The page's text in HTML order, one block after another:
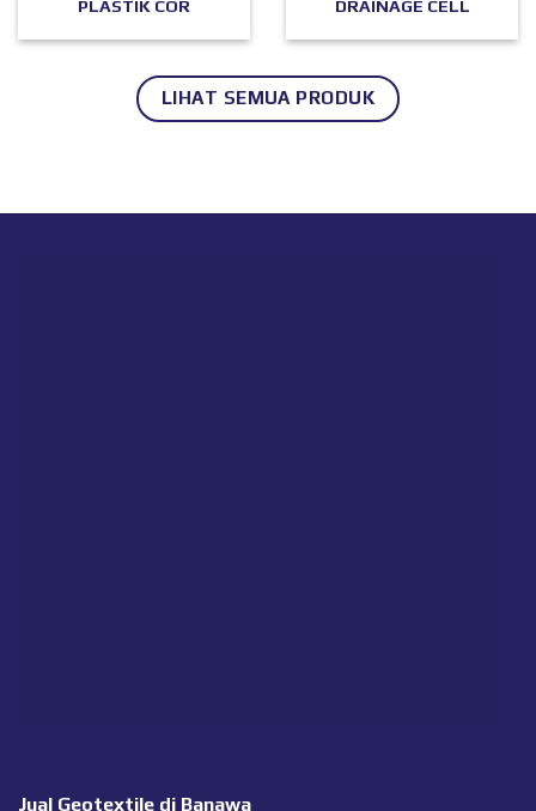
PLASTIK COR DRAINAGE CELL
LIHAT SEMUA PRODUK
Jual Geotextile di Banawa